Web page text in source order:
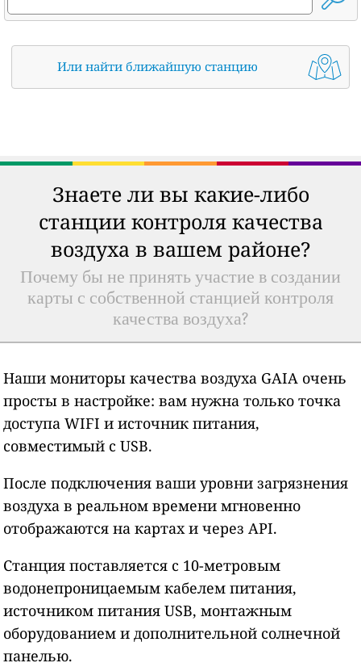
Или найти ближайшую станцию
Знаете ли вы какие-либо
станции контроля качества
воздуха в вашем районе?
Почему бы не принять участие в создании
карты с собственной станцией контроля
качества воздуха?
Наши мониторы качества воздуха GAIA очень
просты в настройке: вам нужна только точка
доступа WIFI и источник питания,
совместимый с USB.
После подключения ваши уровни загрязнения
воздуха в реальном времени мгновенно
отображаются на картах и через API.
Станция поставляется с 10-метровым
водонепроницаемым кабелем питания,
источником питания USB, монтажным
оборудованием и дополнительной солнечной
панелью.